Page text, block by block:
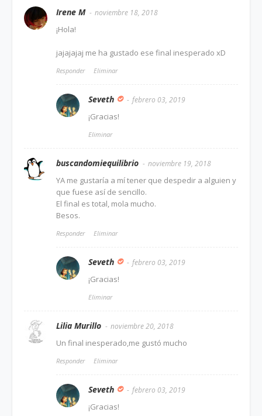
Irene M noviembre 18, 2018
¡Hola!
jajajajaj me ha gustado ese final inesperado xD
Responder Eliminar
Seveth febrero 03, 2019
¡Gracias!
Eliminar
buscandomiequilibrio noviembre 19, 2018
YA me gustaría a mí tener que despedir a alguien y
que fuese así de sencillo.
El final es total, mola mucho.
Besos.
Responder Eliminar
Seveth febrero 03, 2019
¡Gracias!
Eliminar
Lilia Murillo noviembre 20, 2018
Un final inesperado,me gustó mucho
Responder Eliminar
Seveth febrero 03, 2019
¡Gracias!